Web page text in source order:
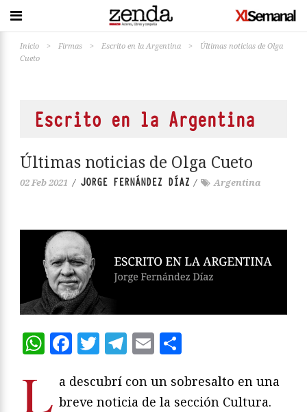
Inicio > Firmas > Escrito en la Argentina >
Últimas noticias de Olga
Cueto
Escrito en la Argentina
Últimas noticias de Olga Cueto
02 Feb 2021 / JORGE FERNÁNDEZ DÍAZ / Argentina
WhatsApp
Facebook
Twitter
Telegram
Email
L a descubrí con un sobresalto en una
breve noticia de la sección Cultura.